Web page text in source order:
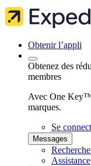
Obtenir l’appli
Obtenez des
membres
Avec One
marques.
Se
Messages
Assistance